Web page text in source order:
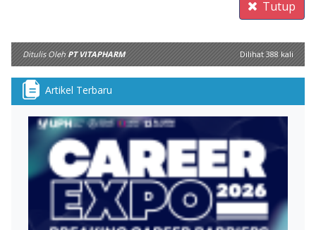
Tutup
Ditulis Oleh PT VITAPHARM Dilihat 388 kali
Artikel Terbaru